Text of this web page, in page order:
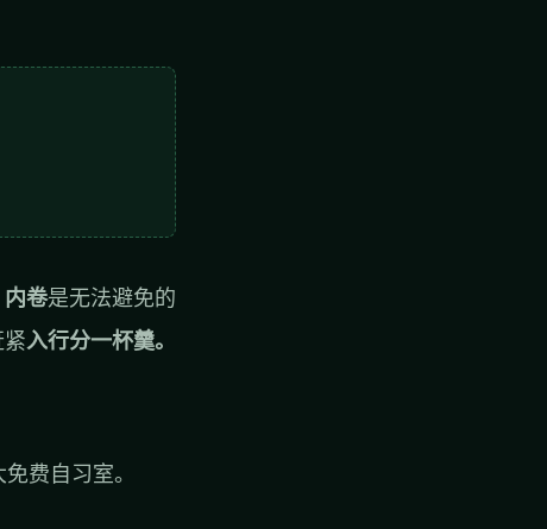
内卷是无法避免的
入行分一杯羹。
费自习室。